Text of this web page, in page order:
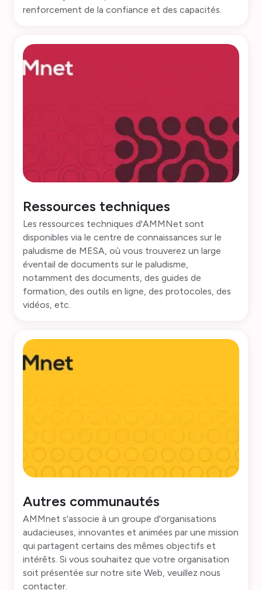
renforcement de la confiance et des capacités.
Ressources techniques
Les ressources techniques d'AMMNet sont
disponibles via le centre de connaissances sur le
paludisme de MESA, où vous trouverez un large
éventail de documents sur le paludisme,
notamment des documents, des guides de
formation, des outils en ligne, des protocoles, des
vidéos, etc.
Autres communautés
AMMnet s'associe à un groupe d'organisations
audacieuses, innovantes et animées par une mission
qui partagent certains des mêmes objectifs et
intérêts. Si vous souhaitez que votre organisation
soit présentée sur notre site Web, veuillez nous
contacter.